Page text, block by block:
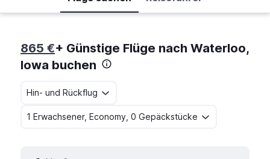
865 €+ Günstige Flüge nach Waterloo,
Iowa buchen
Hin- und Rückflug
1 Erwachsener, Economy, 0 Gepäckstücke